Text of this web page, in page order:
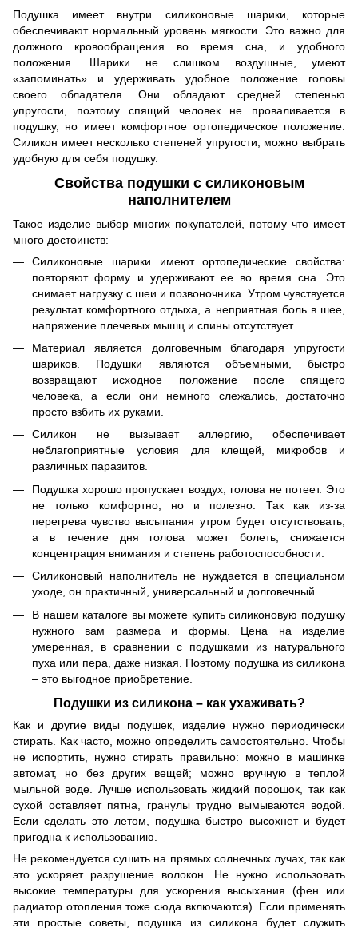
Подушка имеет внутри силиконовые шарики, которые
обеспечивают нормальный уровень мягкости. Это важно для
должного кровообращения во время сна, и удобного
положения. Шарики не слишком воздушные, умеют
«запоминать» и удерживать удобное положение головы
своего обладателя. Они обладают средней степенью
упругости, поэтому спящий человек не проваливается в
подушку, но имеет комфортное ортопедическое положение.
Силикон имеет несколько степеней упругости, можно выбрать
удобную для себя подушку.
Свойства подушки с силиконовым
наполнителем
Такое изделие выбор многих покупателей, потому что имеет
много достоинств:
Силиконовые шарики имеют ортопедические свойства:
повторяют форму и удерживают ее во время сна. Это
снимает нагрузку с шеи и позвоночника. Утром чувствуется
результат комфортного отдыха, а неприятная боль в шее,
напряжение плечевых мышц и спины отсутствует.
Материал является долговечным благодаря упругости
шариков. Подушки являются объемными, быстро
возвращают исходное положение после спящего
человека, а если они немного слежались, достаточно
просто взбить их руками.
Силикон не вызывает аллергию, обеспечивает
неблагоприятные условия для клещей, микробов и
различных паразитов.
Подушка хорошо пропускает воздух, голова не потеет. Это
не только комфортно, но и полезно. Так как из-за
перегрева чувство высыпания утром будет отсутствовать,
а в течение дня голова может болеть, снижается
концентрация внимания и степень работоспособности.
Силиконовый наполнитель не нуждается в специальном
уходе, он практичный, универсальный и долговечный.
В нашем каталоге вы можете купить силиконовую подушку
нужного вам размера и формы. Цена на изделие
умеренная, в сравнении с подушками из натурального
пуха или пера, даже низкая. Поэтому подушка из силикона
– это выгодное приобретение.
Подушки из силикона – как ухаживать?
Как и другие виды подушек, изделие нужно периодически
стирать. Как часто, можно определить самостоятельно. Чтобы
не испортить, нужно стирать правильно: можно в машинке
автомат, но без других вещей; можно вручную в теплой
мыльной воде. Лучше использовать жидкий порошок, так как
сухой оставляет пятна, гранулы трудно вымываются водой.
Если сделать это летом, подушка быстро высохнет и будет
пригодна к использованию.
Не рекомендуется сушить на прямых солнечных лучах, так как
это ускоряет разрушение волокон. Не нужно использовать
высокие температуры для ускорения высыхания (фен или
радиатор отопления тоже сюда включаются). Если применять
эти простые советы, подушка из силикона будет служить